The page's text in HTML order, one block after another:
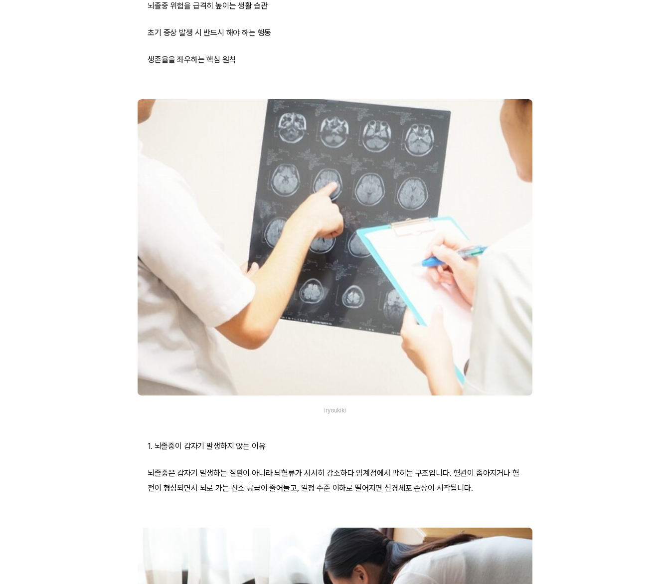
뇌졸중 위험을 급격히 높이는 생활 습관
초기 증상 발생 시 반드시 해야 하는 행동
생존율을 좌우하는 핵심 원칙
iryoukiki
1. 뇌졸중이 갑자기 발생하지 않는 이유
뇌졸중은 갑자기 발생하는 질환이 아니라 뇌혈류가 서서히 감소하다 임계점에서 막히는 구조입니다. 혈관이 좁아지거나 혈
전이 형성되면서 뇌로 가는 산소 공급이 줄어들고, 일정 수준 이하로 떨어지면 신경세포 손상이 시작됩니다.